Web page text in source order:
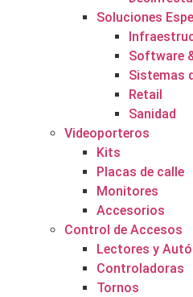
Soluciones
Software
Sistemas
Retail
Sanidad
Videoporteros
Kits
Placas de calle
Monitores
Accesorios
Control de Accesos
Lectores y
Controladoras
Tornos